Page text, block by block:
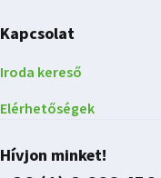
Kapcsolat
Iroda kereső
Elérhetőségek
Hívjon minket!